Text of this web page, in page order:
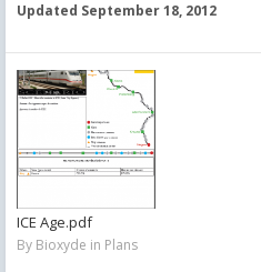
Updated September 18, 2012
ICE Age.pdf
By Bioxyde in Plans